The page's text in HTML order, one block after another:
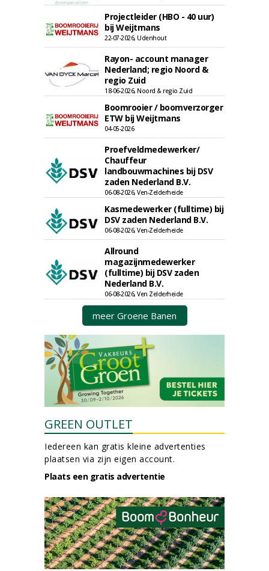
Projectleider (HBO - 40 uur)
bij Weijtmans
22-07-2026, Udenhout
Rayon- account manager
Nederland; regio Noord &
regio Zuid
18-06-2026, Noord & regio Zuid
Boomrooier / boomverzorger
ETW bij Weijtmans
04-05-2026
Proefveldmedewerker/
Chauffeur
landbouwmachines bij DSV
zaden Nederland B.V.
06-08-2026, Ven-Zelderheide
Kasmedewerker (fulltime) bij
DSV zaden Nederland B.V.
06-08-2026, Ven-Zelderheide
Allround
magazijnmedewerker
(fulltime) bij DSV zaden
Nederland B.V.
06-08-2026, Ven Zelderheide
meer Groene Banen
GREEN OUTLET
Iedereen kan gratis kleine advertenties
plaatsen via zijn eigen account.
Plaats een gratis advertentie